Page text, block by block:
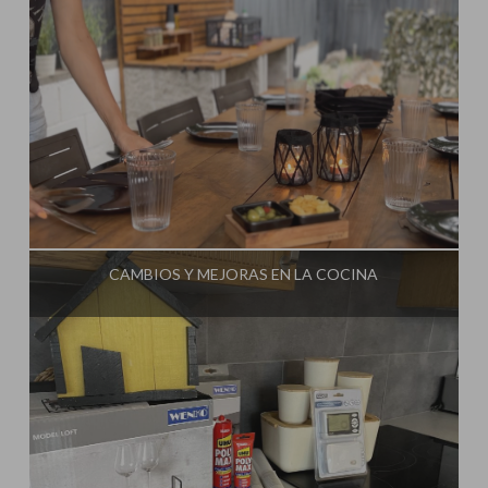
Influencer:Steffido
CAMBIOS Y MEJORAS EN LA COCINA